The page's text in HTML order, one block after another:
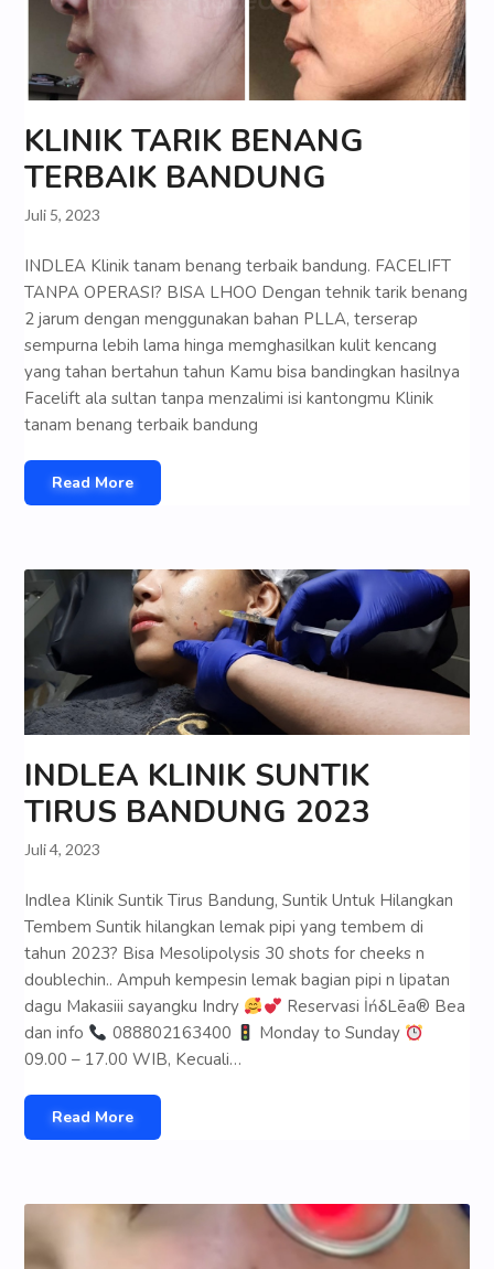
KLINIK TARIK BENANG
TERBAIK BANDUNG
Juli 5, 2023
INDLEA Klinik tanam benang terbaik bandung. FACELIFT
TANPA OPERASI? BISA LHOO Dengan tehnik tarik benang
2 jarum dengan menggunakan bahan PLLA, terserap
sempurna lebih lama hinga memghasilkan kulit kencang
yang tahan bertahun tahun Kamu bisa bandingkan hasilnya
Facelift ala sultan tanpa menzalimi isi kantongmu Klinik
tanam benang terbaik bandung
Read More
INDLEA KLINIK SUNTIK
TIRUS BANDUNG 2023
Juli 4, 2023
Indlea Klinik Suntik Tirus Bandung, Suntik Untuk Hilangkan
Tembem Suntik hilangkan lemak pipi yang tembem di
tahun 2023? Bisa Mesolipolysis 30 shots for cheeks n
doublechin.. Ampuh kempesin lemak bagian pipi n lipatan
dagu Makasiii sayangku Indry
Reservasi İńδLēa® Bea
dan info
088802163400
Monday to Sunday
09.00 – 17.00 WIB, Kecuali…
Read More